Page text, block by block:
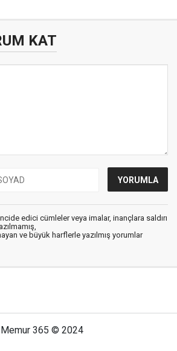
KAT
edici cümleler veya imalar, inançlara saldırı
ve büyük harflerle yazılmış yorumlar
Memur 365 © 2024